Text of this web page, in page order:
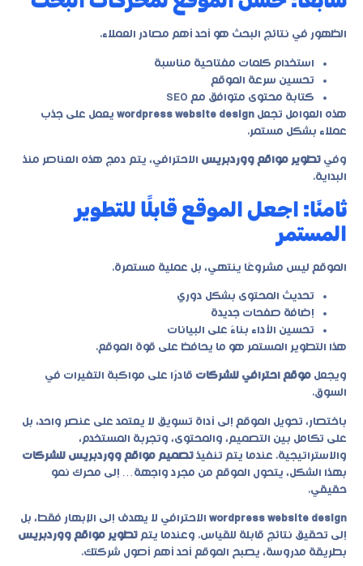
الظهور في نتائج البحث هو أحد أهم مصادر العملاء.
استخدام كلمات مفتاحية مناسبة
تحسين سرعة الموقع
كتابة محتوى متوافق مع SEO
هذه العوامل تجعل wordpress website design يعمل على جذب
عملاء بشكل مستمر.
وفي تطوير مواقع ووردبريس الاحترافي، يتم دمج هذه العناصر منذ
البداية.
ثامنًا: اجعل الموقع قابلًا للتطوير
المستمر
الموقع ليس مشروعًا ينتهي، بل عملية مستمرة.
تحديث المحتوى بشكل دوري
إضافة صفحات جديدة
تحسين الأداء بناءً على البيانات
هذا التطوير المستمر هو ما يحافظ على قوة الموقع.
ويجعل موقع احترافي للشركات قادرًا على مواكبة التغيرات في
السوق.
باختصار، تحويل الموقع إلى أداة تسويق لا يعتمد على عنصر واحد، بل
على تكامل بين التصميم، والمحتوى، وتجربة المستخدم،
والاستراتيجية. عندما يتم تنفيذ تصميم مواقع ووردبريس للشركات
بهذا الشكل، يتحول الموقع من مجرد واجهة… إلى محرك نمو
حقيقي.
wordpress website design الاحترافي لا يهدف إلى الإبهار فقط، بل
إلى تحقيق نتائج قابلة للقياس. وعندما يتم تطوير مواقع ووردبريس
بطريقة مدروسة، يصبح الموقع أحد أهم أصول شركتك.